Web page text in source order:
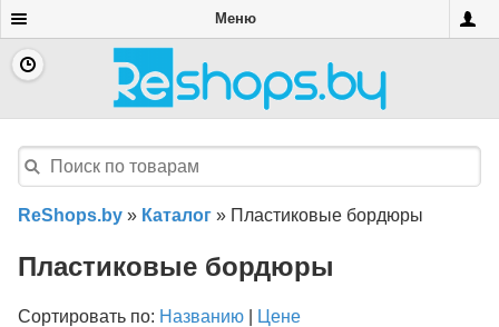
Меню
ReShops.by » Каталог » Пластиковые бордюры
Пластиковые бордюры
Сортировать по: Названию Цене